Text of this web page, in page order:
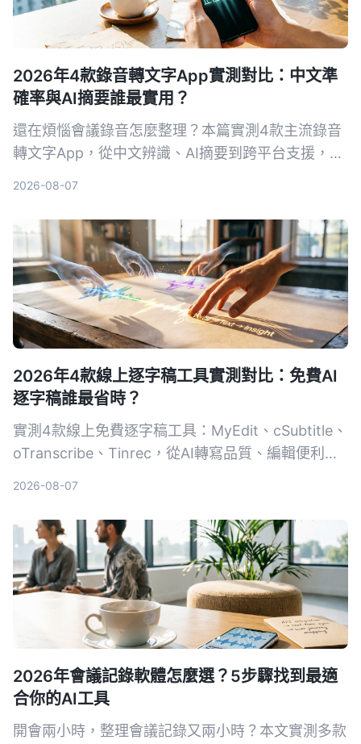
2026年4款錄音轉文字App實測對比：中文準
確率與AI摘要誰最實用？
還在煩惱會議錄音怎麼整理？本篇實測4款主流錄音
轉文字App，從中文辨識、AI摘要到跨平台支援，幫
2026-08-07
2026年4款線上逐字稿工具實測對比：免費AI
逐字稿誰最省時？
實測4款線上免費逐字稿工具：MyEdit、cSubtitle、
oTranscribe、Tinrec，從AI轉寫品質、編輯便利
2026-08-07
2026年會議記錄軟體怎麼選？5步驟找到最適
合你的AI工具
開會兩小時，整理會議記錄又兩小時？本文實測多款